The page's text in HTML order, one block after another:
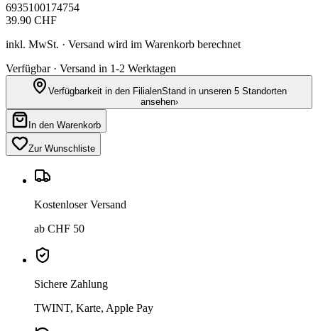
6935100174754
39.90 CHF
inkl. MwSt. · Versand wird im Warenkorb berechnet
Verfügbar · Versand in 1-2 Werktagen
Verfügbarkeit in den FilialenStand in unseren 5 Standorten
ansehen›
In den Warenkorb
Zur Wunschliste
Kostenloser Versand
ab CHF 50
Sichere Zahlung
TWINT, Karte, Apple Pay